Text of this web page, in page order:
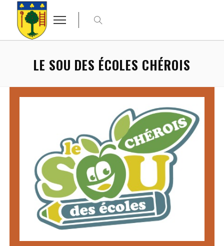
LE SOU DES ÉCOLES CHÉROIS